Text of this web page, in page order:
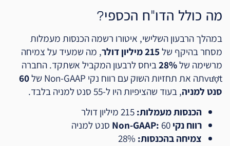
מה כולל הדו"ח הכספי?
במהלך הרבעון השלישי, איטורו רשמה הכנסות מעמלות
מסחר בהיקף של215 מיליון דולר
, מה שמעיד על צמיחה
מרשימה של28%ביחס לרבעון המקביל אשתקד. החברה
vượtתה את תחזיות השוק עם רווח נקי Non-GAAP של
60
סנט למניה, בעוד שהציפיות היו ל-55 סנט למניה בלבד.
הכנסות מעמלות:
רווח נקי Non-GAAP:60 סנט למניה
צמיחה בהכנסות: